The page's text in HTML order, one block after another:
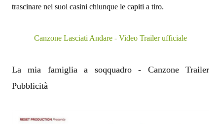
trascinare nei suoi casini chiunque le capiti a tiro.
Canzone Lasciati Andare - Video Trailer ufficiale
La mia famiglia a soqquadro - Canzone Trailer
Pubblicità